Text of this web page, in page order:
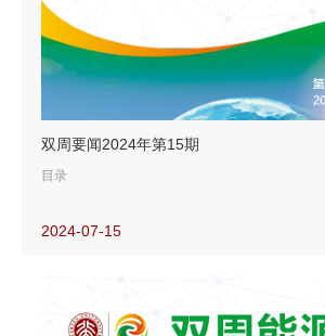
BP：化石能源消费攀升增加能源转型风险
全球电力需求快速增长
沙特进口燃料油创新高
美就与欧佩克“不当合作”调查石油公司高管
【新能源要闻】
双周要闻2024年第15期
目录
欧佩克：世界不可能只依靠可再生能源和电动汽
2024-07-15